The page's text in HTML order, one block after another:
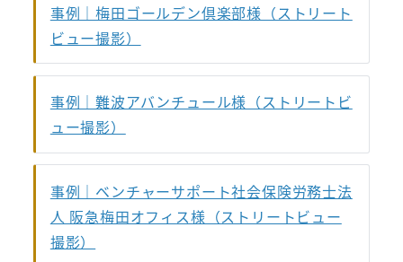
事例｜梅田ゴールデン倶楽部様（ストリート
ビュー撮影）
事例｜難波アバンチュール様（ストリートビ
ュー撮影）
事例｜ベンチャーサポート社会保険労務士法
人 阪急梅田オフィス様（ストリートビュー
撮影）